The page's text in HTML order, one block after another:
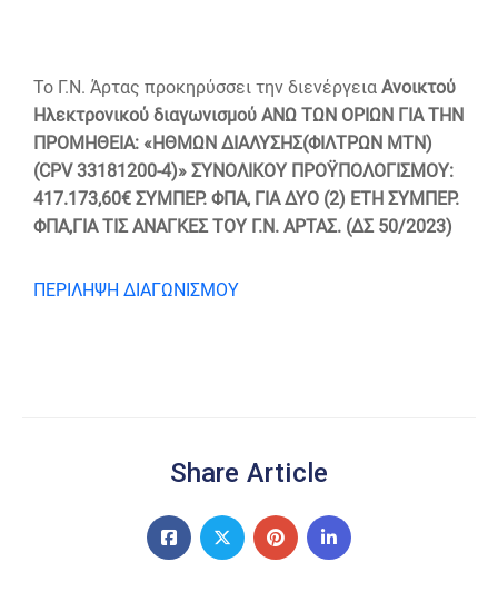
To Γ.Ν. Άρτας προκηρύσσει την διενέργεια Ανοικτού
Ηλεκτρονικού διαγωνισμού ΑΝΩ ΤΩΝ ΟΡΙΩΝ ΓΙΑ ΤΗΝ
ΠΡΟΜΗΘΕΙΑ: «ΗΘΜΩΝ ΔΙΑΛΥΣΗΣ(ΦΙΛΤΡΩΝ ΜΤΝ)
(CPV 33181200-4)» ΣΥΝΟΛΙΚΟΥ ΠΡΟΫΠΟΛΟΓΙΣΜΟΥ:
417.173,60€ ΣΥΜΠΕΡ. ΦΠΑ, ΓΙΑ ΔΥΟ (2) ΕΤΗ ΣΥΜΠΕΡ.
ΦΠΑ,ΓΙΑ ΤΙΣ ΑΝΑΓΚΕΣ ΤΟΥ Γ.Ν. ΑΡΤΑΣ. (ΔΣ 50/2023)
ΠΕΡΙΛΗΨΗ ΔΙΑΓΩΝΙΣΜΟΥ
Share Article